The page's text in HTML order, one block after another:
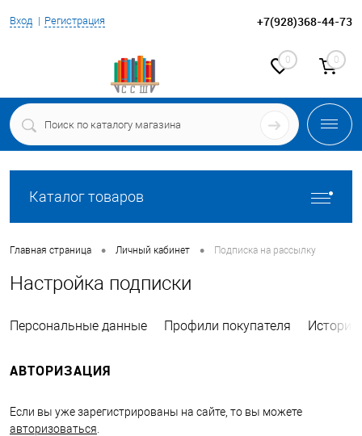
Вход Регистрация +7(928)368-44-73
0 0
Каталог товаров
Главная страница • Личный кабинет • Подписка на рассылку
Настройка подписки
Персональные данные Профили покупателя История
АВТОРИЗАЦИЯ
Если вы уже зарегистрированы на сайте, то вы можете
авторизоваться